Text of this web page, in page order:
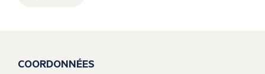
COORDONNÉES